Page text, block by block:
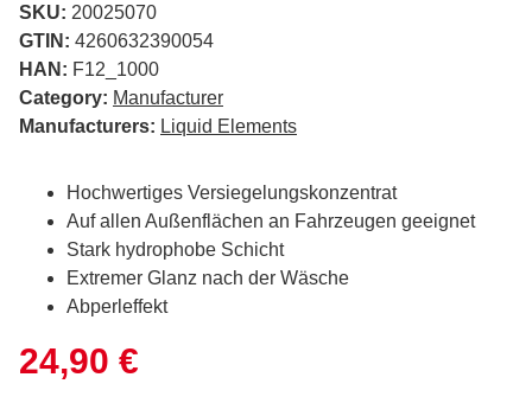
SKU: 20025070
GTIN: 4260632390054
HAN: F12_1000
Category: Manufacturer
Manufacturers: Liquid Elements
Hochwertiges Versiegelungskonzentrat
Auf allen Außenflächen an Fahrzeugen geeignet
Stark hydrophobe Schicht
Extremer Glanz nach der Wäsche
Abperleffekt
24,90 €